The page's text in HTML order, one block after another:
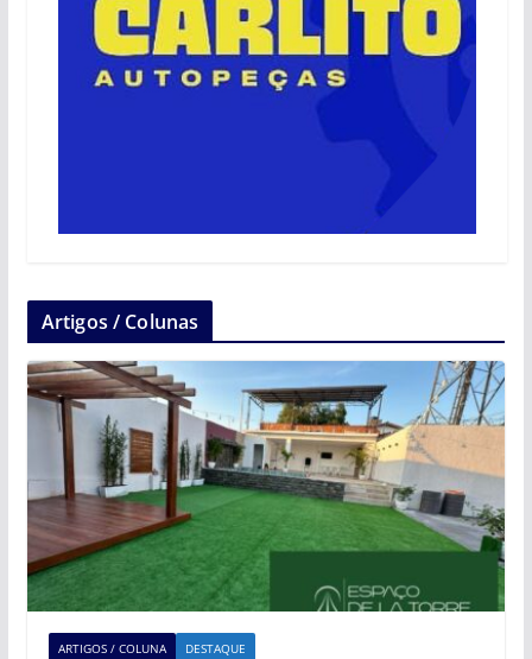
Artigos / Colunas
ARTIGOS / COLUNA DESTAQUE